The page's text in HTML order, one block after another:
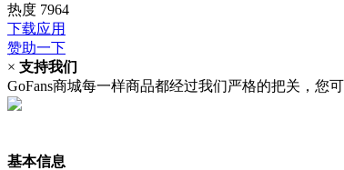
热度 7964
下载应用
赞助一下
× 支持我们
GoFans商城每一样商品都经过我们严格的把关，您
基本信息